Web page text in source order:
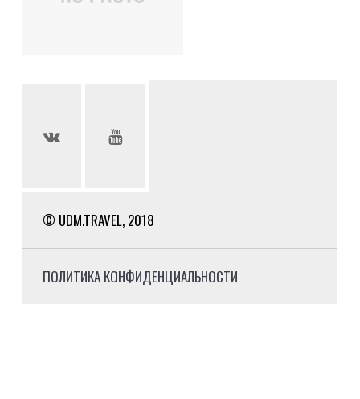
© UDM.TRAVEL, 2018
ПОЛИТИКА КОНФИДЕНЦИАЛЬНОСТИ